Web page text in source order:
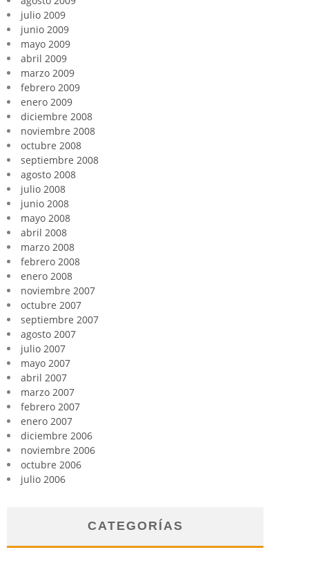
julio 2009
junio 2009
mayo 2009
abril 2009
marzo 2009
febrero 2009
enero 2009
diciembre 2008
noviembre 2008
octubre 2008
septiembre 2008
agosto 2008
julio 2008
junio 2008
mayo 2008
abril 2008
marzo 2008
febrero 2008
enero 2008
noviembre 2007
octubre 2007
septiembre 2007
agosto 2007
julio 2007
mayo 2007
abril 2007
marzo 2007
febrero 2007
enero 2007
diciembre 2006
noviembre 2006
octubre 2006
julio 2006
CATEGORÍAS